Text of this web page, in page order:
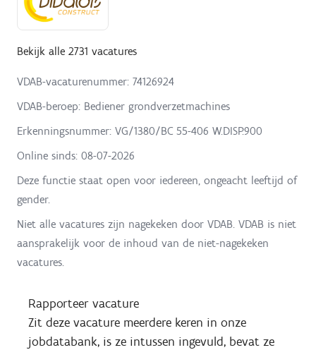
Bekijk alle 2731 vacatures
VDAB-vacaturenummer: 74126924
VDAB-beroep: Bediener grondverzetmachines
Erkenningsnummer: VG/1380/BC 55-406 W.DISP.900
Online sinds: 08-07-2026
Deze functie staat open voor iedereen, ongeacht leeftijd of
gender.
Niet alle vacatures zijn nagekeken door VDAB. VDAB is niet
aansprakelijk voor de inhoud van de niet-nagekeken
vacatures.
Rapporteer vacature
Zit deze vacature meerdere keren in onze
jobdatabank, is ze intussen ingevuld, bevat ze